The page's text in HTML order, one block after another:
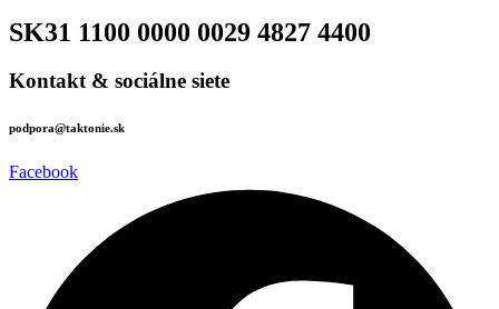
SK31 1100 0000 0029 4827 4400
Kontakt & sociálne siete
podpora@taktonie.sk
Facebook